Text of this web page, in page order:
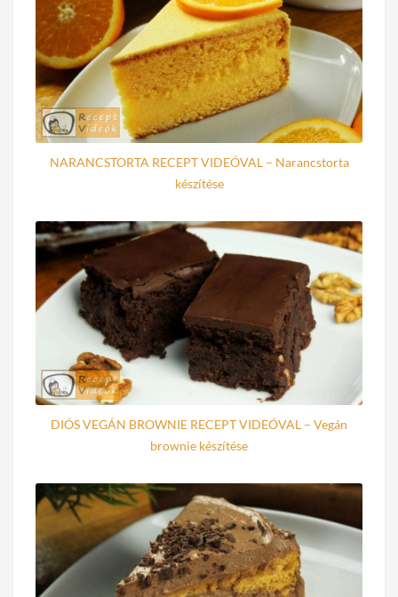
NARANCSTORTA RECEPT VIDEÓVAL – Narancstorta
készítése
DIÓS VEGÁN BROWNIE RECEPT VIDEÓVAL – Vegán
brownie készítése